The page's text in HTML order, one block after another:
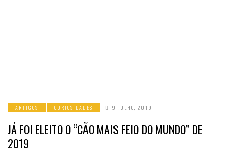
ARTIGOS CURIOSIDADES 9 JULHO, 2019
JÁ FOI ELEITO O “CÃO MAIS FEIO DO MUNDO” DE
2019